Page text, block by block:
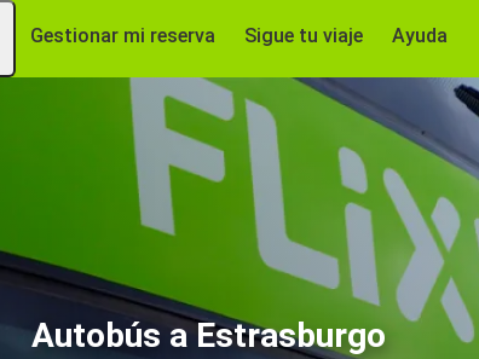
Gestionar mi reserva Sigue tu viaje Ayuda
Autobús a Estrasburgo